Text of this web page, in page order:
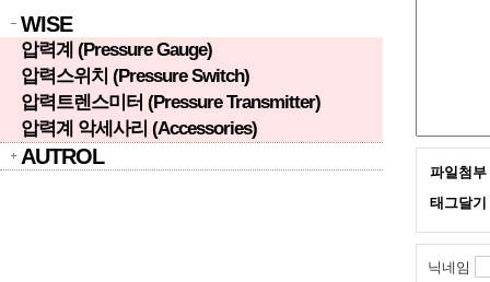
WISE
압력계 (Pressure Gauge)
압력스위치 (Pressure Switch)
압력트렌스미터 (Pressure Transmitter)
압력계 악세사리 (Accessories)
AUTROL
파일첨부
태그달기
닉네임